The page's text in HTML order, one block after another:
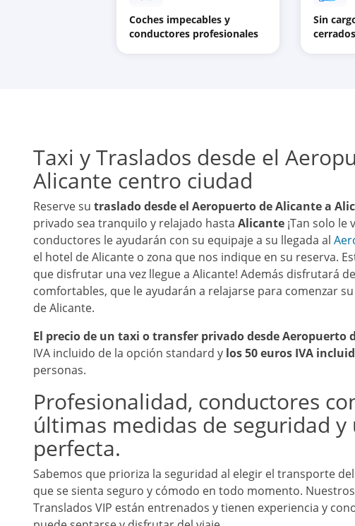
Coches impecables y
conductores profesionales
Sin
cerrados
Taxi y Traslados desde el
Alicante centro ciudad
Reserve su traslado desde el Aeropuerto de Alicante a
privado sea tranquilo y relajado hasta Alicante ¡Tan solo
conductores le ayudarán con su equipaje a su llegada al
el hotel de Alicante o zona que nos indique en su reserva.
que disfrutar una vez llegue a Alicante! Además disfrutará
comfortables, que le ayudarán a relajarse para comenzar
de Alicante.
El precio de un taxi o transfer privado desde Aeropuerto
IVA incluido de la opción standard y los 50 euros IVA
personas.
Profesionalidad, conductores
últimas medidas de seguridad
perfecta.
Sabemos que prioriza la seguridad al elegir el transporte
que se sienta seguro y cómodo en todo momento.
Translados VIP están entrenados y tienen experiencia y